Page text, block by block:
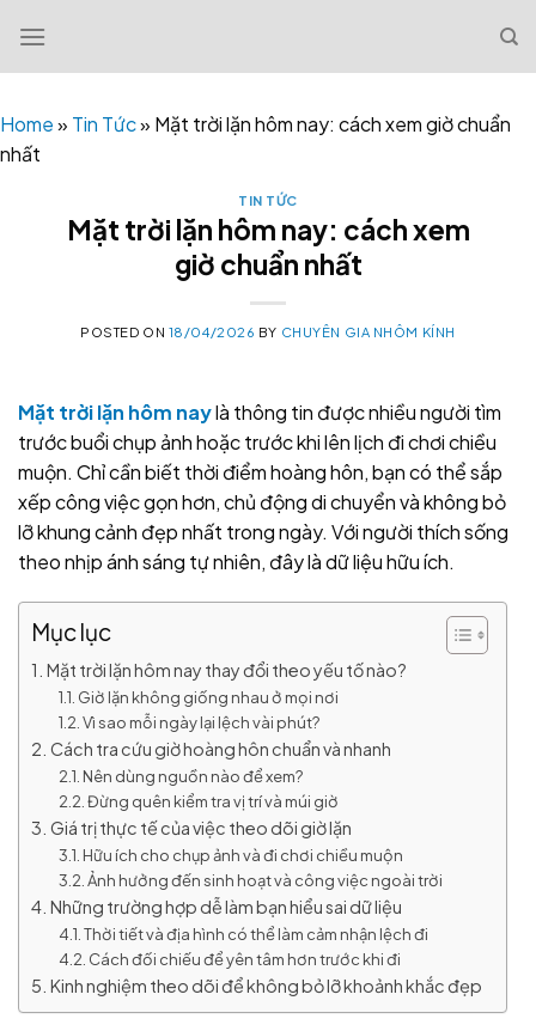
content
Home» Tin Tức» Mặt trời lặn hôm nay: cách xem giờ chuẩn
nhất
TIN TỨC
Mặt trời lặn hôm nay: cách xem
giờ chuẩn nhất
POSTED ON 18/04/2026 BY CHUYÊN GIA NHÔM KÍNH
Mặt trời lặn hôm naylà thông tin được nhiều người tìm
trước buổi chụp ảnh hoặc trước khi lên lịch đi chơi chiều
muộn. Chỉ cần biết thời điểm hoàng hôn, bạn có thể sắp
xếp công việc gọn hơn, chủ động di chuyển và không bỏ
lỡ khung cảnh đẹp nhất trong ngày. Với người thích sống
theo nhịp ánh sáng tự nhiên, đây là dữ liệu hữu ích.
Mục lục
Mặt trời lặn hôm nay thay đổi theo yếu tố nào?
Giờ lặn không giống nhau ở mọi nơi
Vì sao mỗi ngày lại lệch vài phút?
Cách tra cứu giờ hoàng hôn chuẩn và nhanh
Nên dùng nguồn nào để xem?
Đừng quên kiểm tra vị trí và múi giờ
Giá trị thực tế của việc theo dõi giờ lặn
Hữu ích cho chụp ảnh và đi chơi chiều muộn
Ảnh hưởng đến sinh hoạt và công việc ngoài trời
Những trường hợp dễ làm bạn hiểu sai dữ liệu
Thời tiết và địa hình có thể làm cảm nhận lệch đi
Cách đối chiếu để yên tâm hơn trước khi đi
Kinh nghiệm theo dõi để không bỏ lỡ khoảnh khắc đẹp